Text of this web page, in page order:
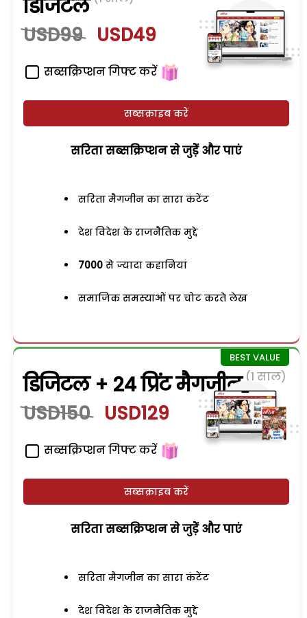
डिजिटल
USD99 USD49
सब्सक्रिप्शन गिफ्ट करें
सब्सक्राइब करें
सरिता सब्सक्रिप्शन से जुड़ेें और पाएं
सरिता मैगजीन का सारा कंटेंट
देश विदेश के राजनैतिक मुद्दे
7000 से ज्यादा कहानियां
समाजिक समस्याओं पर चोट करते लेख
डिजिटल + 24 प्रिंट मैगजीन (1 साल)
USD150 USD129
सब्सक्रिप्शन गिफ्ट करें
सब्सक्राइब करें
सरिता सब्सक्रिप्शन से जुड़ेें और पाएं
सरिता मैगजीन का सारा कंटेंट
देश विदेश के राजनैतिक मुद्दे